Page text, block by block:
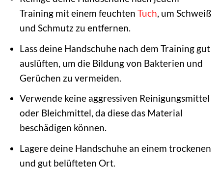
Training mit einem feuchten Tuch, um Schweiß
und Schmutz zu entfernen.
Lass deine Handschuhe nach dem Training gut
auslüften, um die Bildung von Bakterien und
Gerüchen zu vermeiden.
Verwende keine aggressiven Reinigungsmittel
oder Bleichmittel, da diese das Material
beschädigen können.
Lagere deine Handschuhe an einem trockenen
und gut belüfteten Ort.